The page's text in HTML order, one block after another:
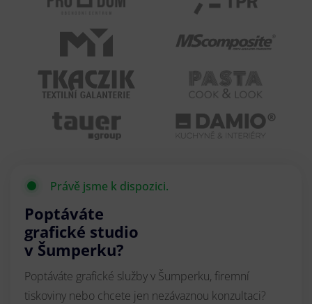
Právě jsme k dispozici.
Poptáváte
grafické studio
v Šumperku?
Poptáváte grafické služby v Šumperku, firemní
tiskoviny nebo chcete jen nezávaznou konzultaci?